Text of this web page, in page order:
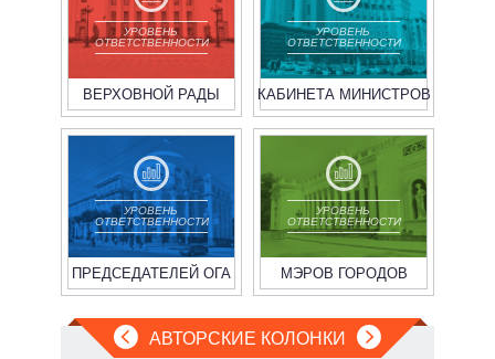
УРОВЕНЬ
ОТВЕТСТВЕННОСТИ
ВЕРХОВНОЙ РАДЫ
УРОВЕНЬ
ОТВЕТСТВЕННОСТИ
КАБИНЕТА МИНИСТРОВ
УРОВЕНЬ
ОТВЕТСТВЕННОСТИ
ПРЕДСЕДАТЕЛЕЙ ОГА
УРОВЕНЬ
ОТВЕТСТВЕННОСТИ
МЭРОВ ГОРОДОВ
АВТОРСКИЕ КОЛОНКИ